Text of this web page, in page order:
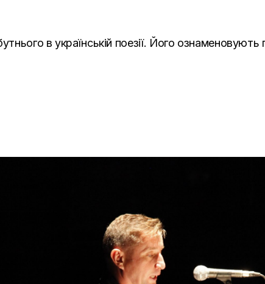
в українській поезії. Його ознаменовують